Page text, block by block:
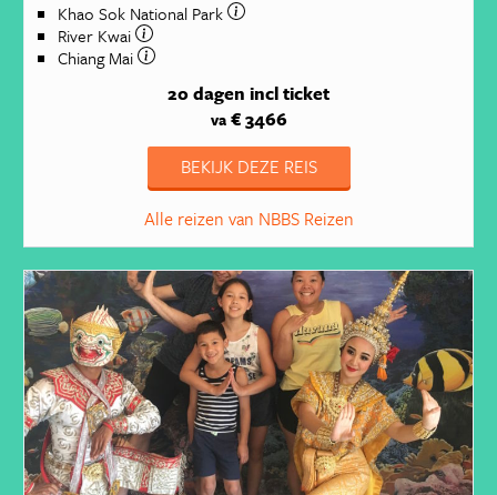
Khao Sok National Park
River Kwai
Chiang Mai
20 dagen incl ticket
va€ 3466
BEKIJK DEZE REIS
Alle reizen van NBBS Reizen